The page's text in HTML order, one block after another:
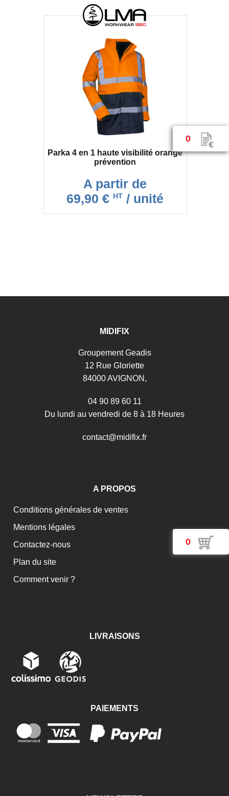
0
0
Parka 4 en 1 haute visibilité orange
prévention
A partir de
69,90 € HT / unité
MIDIFIX
Groupement Geadis
12 Rue Gloriette
84000 AVIGNON,
04 90 89 60 11
Du lundi au vendredi de 8 à 18 Heures
contact@midifix.fr
A PROPOS
Conditions générales de ventes
Mentions légales
Contactez-nous
Plan du site
Comment venir ?
LIVRAISONS
PAIEMENTS